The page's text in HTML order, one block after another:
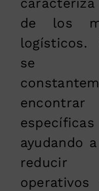
de los
logísticos.
se
ayudando
reducir